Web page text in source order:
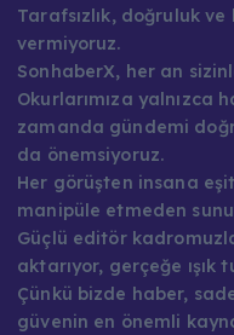
Tarafsızlık, doğruluk
vermiyoruz.
SonhaberX, her an
Okurlarımıza yalnızca
zamanda gündemi
da önemsiyoruz.
Her görüşten insana
manipüle etmeden
Güçlü editör
aktarıyor, gerçeğe ışık
Çünkü bizde haber,
güvenin en önemli